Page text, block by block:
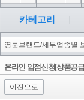
5
6
1
카테고리
온라인 입점신청[상품공
이전으로